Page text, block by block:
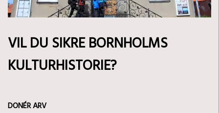
VIL DU SIKRE BORNHOLMS
KULTURHISTORIE?
DONÉR ARV